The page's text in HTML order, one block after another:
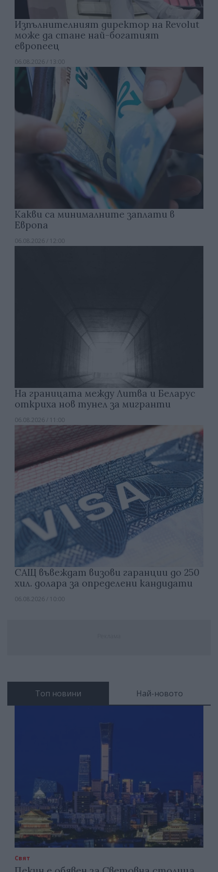
Изпълнителният директор на Revolut
може да стане най-богатият
европеец
06.08.2026 / 13:00
Какви са минималните заплати в
Европа
06.08.2026 / 12:00
На границата между Литва и Беларус
откриха нов тунел за мигранти
06.08.2026 / 11:00
САЩ въвеждат визови гаранции до 250
хил. долара за определени кандидати
06.08.2026 / 10:00
Топ новини Най-новото
Свят